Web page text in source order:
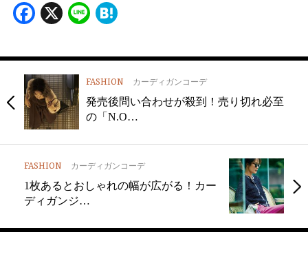
Facebook
X Line
FASHION カーディガンコーデ
発売後問い合わせが殺到！売り切れ必至
の「N.O…
FASHION カーディガンコーデ
1枚あるとおしゃれの幅が広がる！カー
ディガンジ…